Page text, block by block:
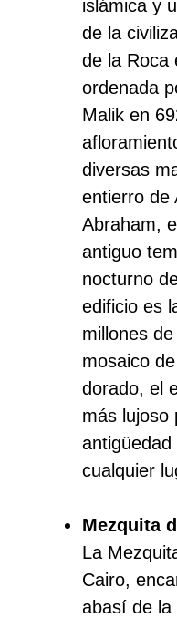
islámica y
de la
de la Roca
ordenada
Malik en
diversas
entierro de
Abraham,
antiguo
nocturno
edificio es
millones
mosaico
dorado, el
más lujoso
cualquier
Mezquita
La
Cairo,
abasí de la